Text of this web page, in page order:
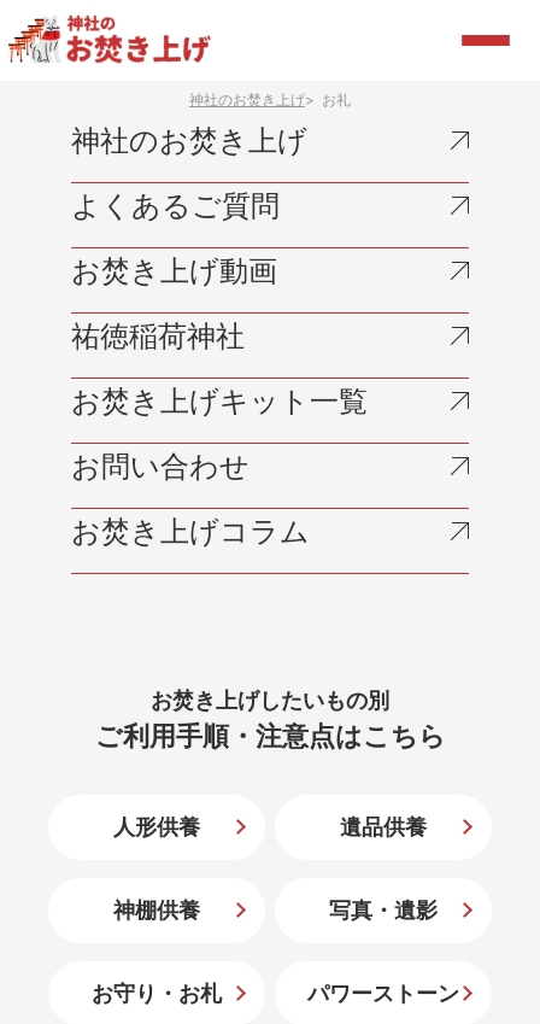
神社のお焚き上げ お礼
神社のお焚き上げ
よくあるご質問
お焚き上げ動画
祐徳稲荷神社
お焚き上げキット一覧
お問い合わせ
お焚き上げコラム
お焚き上げしたいもの別
ご利用手順・注意点はこちら
人形供養 遺品供養
神棚供養 写真・遺影
お守り・お札 パワーストーン